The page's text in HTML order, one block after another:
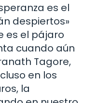
es el
despiertos»
es el pájaro
cuando aún
Tagore,
en los
la